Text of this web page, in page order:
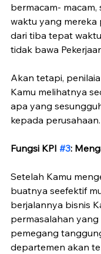
bermacam-
waktu yang mereka
dari tiba tepat
tidak bawa
Akan tetapi,
Kamu melihatnya
apa yang
kepada perusahaan.
Fungsi KPI #3:
Setelah Kamu
buatnya seefektif
berjalannya bisnis
permasalahan yang
pemegang
departemen akan